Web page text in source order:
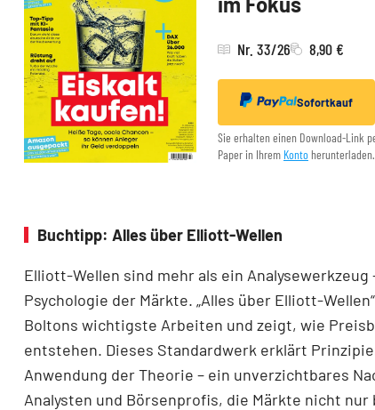
Nr. 33/26 8,90 €
Sofortkauf
Sie erhalten einen Download-Link
Paper in Ihrem Konto herunterladen.
Buchtipp: Alles über Elliott-Wellen
Elliott-Wellen sind mehr als ein Analysewerkzeug
Psychologie der Märkte. „Alles über Elliott-
Boltons wichtigste Arbeiten und zeigt, wie
entstehen. Dieses Standardwerk erklärt
Anwendung der Theorie – ein unverzichtbares
Analysten und Börsenprofis, die Märkte nicht